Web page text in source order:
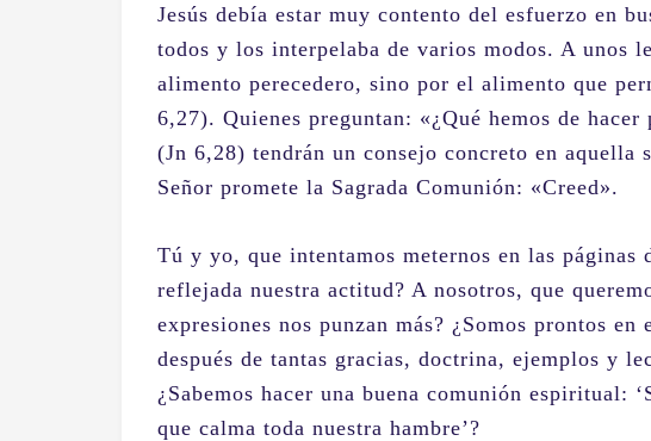
Jesús debía estar muy contento del esfuerzo en
todos y los interpelaba de varios modos. A unos
alimento perecedero, sino por el alimento que
6,27). Quienes preguntan: «¿Qué hemos de
(Jn 6,28) tendrán un consejo concreto en aquella
Señor promete la Sagrada Comunión: «Creed».
Tú y yo, que intentamos meternos en las páginas
reflejada nuestra actitud? A nosotros, que
expresiones nos punzan más? ¿Somos prontos en
después de tantas gracias, doctrina, ejemplos y
¿Sabemos hacer una buena comunión espiritual:
que calma toda nuestra hambre’?